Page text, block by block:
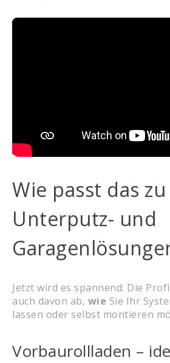
Wie passt das
Unterputz- und
Jetzt wird es spannend: Die
auch davon ab, wie Sie Ihr
lassen oder selbst montieren
Vorbaurollladen –